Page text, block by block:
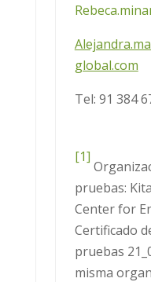
global.com
Tel: 91 384
[1]
pruebas:
Center for
Certificado
pruebas
misma